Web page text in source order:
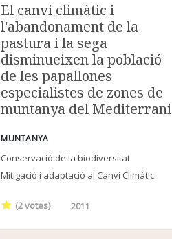
El canvi climàtic i
l'abandonament de la
pastura i la sega
disminueixen la població
de les papallones
especialistes de zones de
muntanya del Mediterrani
MUNTANYA
Conservació de la biodiversitat
Mitigació i adaptació al Canvi Climàtic
(2votes) 2011